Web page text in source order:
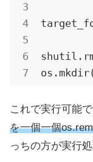
これで実行可能
を一個一個
っちの方が実行